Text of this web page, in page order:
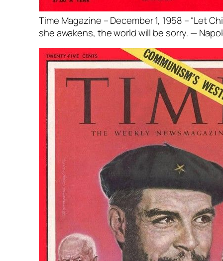
Time Magazine – December 1, 1958 – “Let
she awakens, the world will be sorry. —